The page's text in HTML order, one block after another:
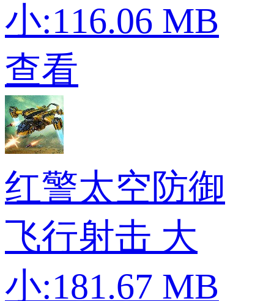
小:116.06 MB
查看
红警太空防御
飞行射击 大
小:181.67 MB